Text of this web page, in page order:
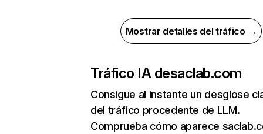
Mostrar detalles del tráfico →
Tráfico IA desaclab.com
Consigue al instante un desglose
del tráfico procedente de LLM.
Comprueba cómo aparece